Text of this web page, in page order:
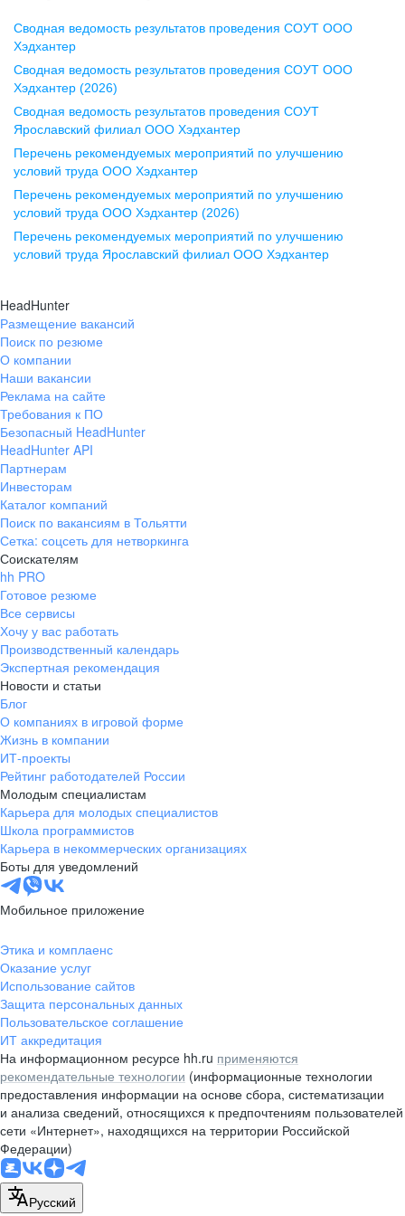
Воронеж
ул. Комиссаржевской, д. 10,
офис 1212
+7 473 280-05-05
pr@vrn.hh.ru
ул. Спартаковская, д. 2А, этаж 3,
помещение 15
+7 843 212-12-50
Екатеринбург
ул. Боевых Дружин, стр. 20,
+7 343 226-79-99
pr@ural.hh.ru
ул. Янковского, д. 169, 7 этаж,
706 каб.
+7 861 205-55-57
pr@krd.hh.ru
Владивосток
пер. Ланинский д. 4, офис 3.4
+7 423 202-33-28
pr@dv.hh.ru
Новосибирск
ул. Большевистская, д. 35,
помещение 21
+7 383 207-94-64
pr@nsk.hh.ru
Минск
пр-т Дзержинского, д. 57,
10 этаж, помещение 45-1
pr@rabota.by
Алматы
пр. Абая, д. 151, БЦ Алатау,
12 этаж, офис 1209
+7 727 232-13-13
pr@headhunter.com.kz
Сводная ведомость результатов проведения СОУТ ООО
Хэдхантер
Сводная ведомость результатов проведения СОУТ ООО
Хэдхантер (2026)
Сводная ведомость результатов проведения СОУТ
Ярославский филиал ООО Хэдхантер
Перечень рекомендуемых мероприятий по улучшению
условий труда ООО Хэдхантер
Перечень рекомендуемых мероприятий по улучшению
условий труда ООО Хэдхантер (2026)
Перечень рекомендуемых мероприятий по улучшению
условий труда Ярославский филиал ООО Хэдхантер
HeadHunter
Размещение вакансий
Поиск по резюме
О компании
Наши вакансии
Реклама на сайте
Требования к ПО
Безопасный HeadHunter
HeadHunter API
Партнерам
Инвесторам
Каталог компаний
Поиск по вакансиям в Тольятти
Сетка: соцсеть для нетворкинга
Соискателям
hh PRO
Готовое резюме
Все сервисы
Хочу у вас работать
Производственный календарь
Экспертная рекомендация
Новости и статьи
Блог
О компаниях в игровой форме
Жизнь в компании
ИТ-проекты
Рейтинг работодателей России
Молодым специалистам
Карьера для молодых специалистов
Школа программистов
Карьера в некоммерческих организациях
Боты для уведомлений
Мобильное приложение
Этика и комплаенс
Оказание услуг
Использование сайтов
Защита персональных данных
Пользовательское соглашение
ИТ аккредитация
На информационном ресурсе hh.ru применяются
рекомендательные технологии (информационные технологии
предоставления информации на основе сбора, систематизации
и анализа сведений, относящихся к предпочтениям пользователей
сети «Интернет», находящихся на территории Российской
Федерации)
Русский